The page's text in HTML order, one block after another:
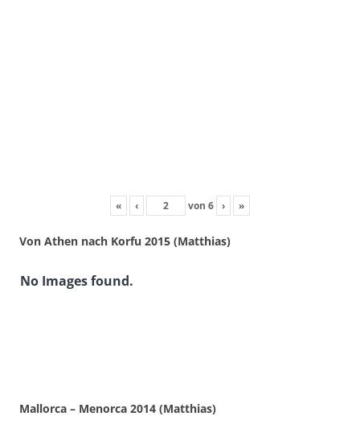
« ‹ von 6 › »
Von Athen nach Korfu 2015 (Matthias)
No Images found.
Mallorca – Menorca 2014 (Matthias)